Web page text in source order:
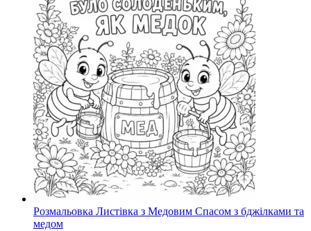
Розмальовка Листівка з Медовим Спасом з бджілками та
медом